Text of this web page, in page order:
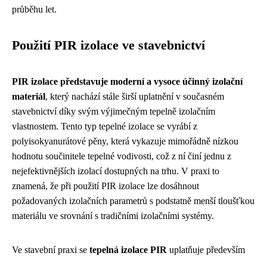
průběhu let.
Použití PIR izolace ve stavebnictví
PIR izolace představuje moderní a vysoce účinný izolační
materiál, který nachází stále širší uplatnění v současném
stavebnictví díky svým výjimečným tepelně izolačním
vlastnostem. Tento typ tepelné izolace se vyrábí z
polyisokyanurátové pěny, která vykazuje mimořádně nízkou
hodnotu součinitele tepelné vodivosti, což z ní činí jednu z
nejefektivnějších izolací dostupných na trhu. V praxi to
znamená, že při použití PIR izolace lze dosáhnout
požadovaných izolačních parametrů s podstatně menší tloušťkou
materiálu ve srovnání s tradičními izolačními systémy.
Ve stavební praxi se tepelná izolace PIR uplatňuje především